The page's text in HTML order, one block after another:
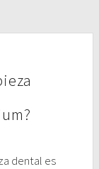
dental es